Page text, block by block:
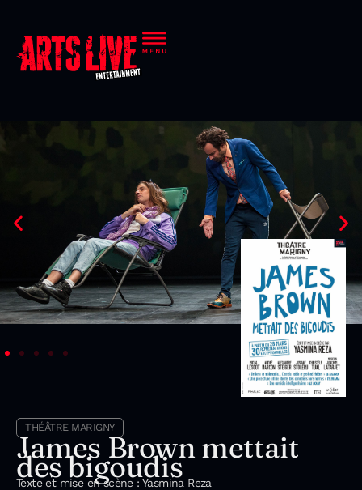
James Brown mettait
des bigoudis
Texte et mise en scène : Yasmina Reza
THÉÂTRE MARIGNY